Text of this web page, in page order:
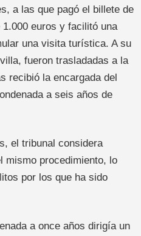
a las que pagó el billete de
euros y facilitó una
una visita turística. A su
fueron trasladadas a la
recibió la encargada del
a seis años de
el tribunal considera
mismo procedimiento, lo
por los que ha sido
a once años dirigía un